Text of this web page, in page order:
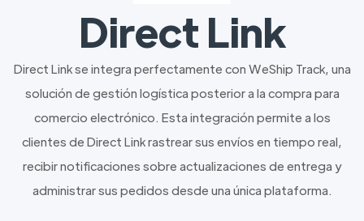
Direct Link
Direct Link se integra perfectamente con WeShip Track, una
solución de gestión logística posterior a la compra para
comercio electrónico. Esta integración permite a los
clientes de Direct Link rastrear sus envíos en tiempo real,
recibir notificaciones sobre actualizaciones de entrega y
administrar sus pedidos desde una única plataforma.